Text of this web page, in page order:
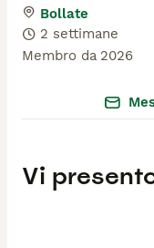
Bollate
2 settimane
Membro da 2026
Vi